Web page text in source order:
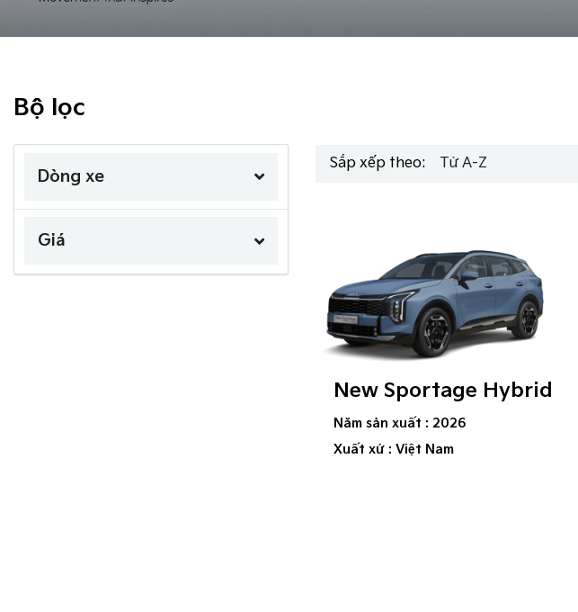
Bộ lọc
Dòng xe
Giá
Sắp xếp theo: Từ A-Z
New Sportage Hybrid
Năm sản xuất : 2026
Xuất xứ : Việt Nam